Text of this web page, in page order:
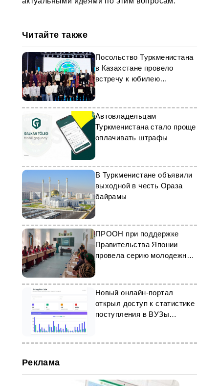
Читайте также
Посольство Туркменистана
в Казахстане провело
встречу к юбилею
нейтралитета
Автовладельцам
Туркменистана стало проще
оплачивать штрафы
В Туркменистане объявили
выходной в честь Ораза
байрамы
ПРООН при поддержке
Правительства Японии
провела серию молодежных
тренингов в Туркменистане
Новый онлайн-портал
открыл доступ к статистике
поступления в ВУЗы
Реклама